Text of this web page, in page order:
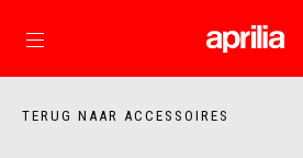
Ga naar de
TERUG NAAR ACCESSOIRES